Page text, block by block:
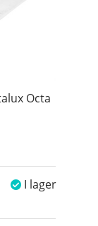
Octa
I lager